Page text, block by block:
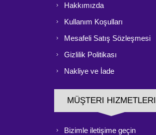
Hakkımızda
Kullanım Koşulları
Mesafeli Satış Sözleşmesi
Gizlilik Politikası
Nakliye ve İade
MÜŞTERI HIZMETLERI
Bizimle iletişime geçin